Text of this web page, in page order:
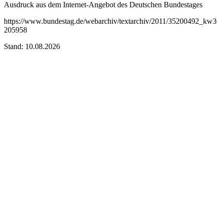
Ausdruck aus dem Internet-Angebot des Deutschen Bundestages
https://www.bundestag.de/webarchiv/textarchiv/2011/
205958
Stand: 10.08.2026